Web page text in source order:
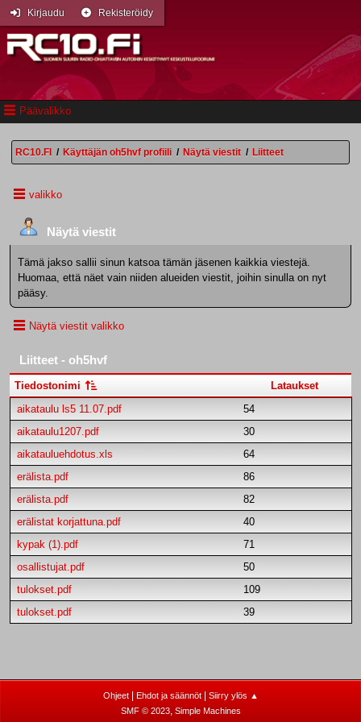
Päävalikko
Kirjaudu Rekisteröidy
RC10.FI / Käyttäjän oh5hvf profiili / Näytä viestit / Liitteet
valikko
Näytä viestit
Tämä jakso sallii sinun katsoa tämän jäsenen kaikkia viestejä.
Huomaa, että näet vain niiden alueiden viestit, joihin sinulla on nyt
pääsy.
Näytä viestit valikko
Liitteet - oh5hvf
Tiedostonimi
Lataukset
aikataulu ls5 11.07.pdf
54
aikataulu1207.pdf
30
aikatauluehdotus.xls
64
erälista.pdf
86
erälista.pdf
82
erälistat korjattuna.pdf
40
kypak (1).pdf
71
osallistujat.pdf
50
tulokset.pdf
109
tulokset.pdf
39
Ohjeet| Ehdot ja säännöt|
Siirry ylös ▲
SMF © 2023, Simple Machines